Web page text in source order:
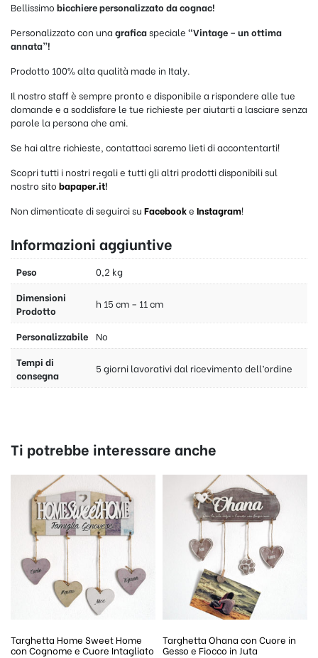
Bellissimo bicchiere personalizzato da cognac!
Personalizzato con una graficaspeciale “Vintage – un ottima
annata”!
Prodotto 100% alta qualità made in Italy.
Il nostro staff è sempre pronto e disponibile a rispondere alle tue
domande e a soddisfare le tue richieste per aiutarti a lasciare senza
parole la persona che ami.
Se hai altre richieste, contattaci saremo lieti di accontentarti!
Scopri tutti i nostri regali e tutti gli altri prodotti disponibili sul
nostro sito bapaper.it!
Non dimenticate di seguirci su Facebooke Instagram!
Informazioni aggiuntive
Peso
0,2 kg
Dimensioni
Prodotto
h 15 cm – 11 cm
Personalizzabile
No
Tempi di
consegna
5 giorni lavorativi dal ricevimento dell’ordine
Ti potrebbe interessare anche
Targhetta Home Sweet Home
con Cognome e Cuore Intagliato
Targhetta Ohana con Cuore in
Gesso e Fiocco in Juta